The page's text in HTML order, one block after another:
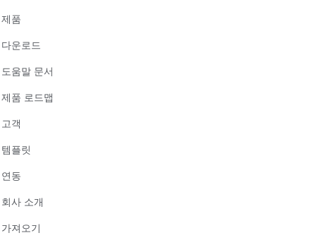
제품
다운로드
도움말 문서
제품 로드맵
고객
템플릿
연동
회사 소개
가져오기